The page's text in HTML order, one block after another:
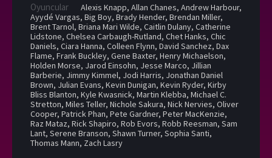
Oyuncular Alexis Knapp, Allan Chanes, Andrew Harbour,
Ayydé Vargas, Big Boy, Brady Hender, Brendan Miller,
Brent Tarnol, Briana Mari Wilde, Caitlin Dulany, Catherine
Lidstone, Chelsea Carbaugh-Rutland, Chet Hanks, Chic
Daniels, Ciara Hanna, Colleen Flynn, David Sanchez, Dax
Flame, Frank Buckley, Gene Baxter, Henry Michaelson,
Holden Morse, Jarod Einsohn, Jesse Marco, Jillian
Barberie, Jimmy Kimmel, Jodi Harris, Jonathan Daniel
Brown, Julian Evans, Kevin Dunigan, Kevin Ryder, Kirby
Bliss Blanton, Kyle Kwasnick, Martin Klebba, Michael C.
Stretton, Miles Teller, Nichole Sakura, Nick Nervies, Oliver
Cooper, Patrick Phan, Pete Gardner, Peter MacKenzie,
Raz Mataz, Rick Shapiro, Rob Evors, Robb Reesman, Sam
Lant, Serene Branson, Shawn Turner, Sophia Santi,
Thomas Mann, Zach Lasry